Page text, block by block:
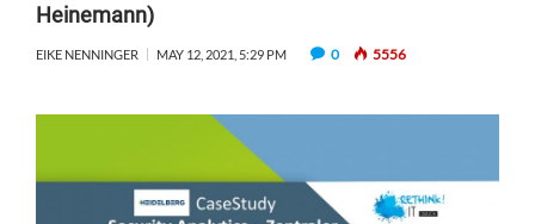
Heinemann)
EIKE NENNINGER MAY 12, 2021, 5:29 PM 0 5556